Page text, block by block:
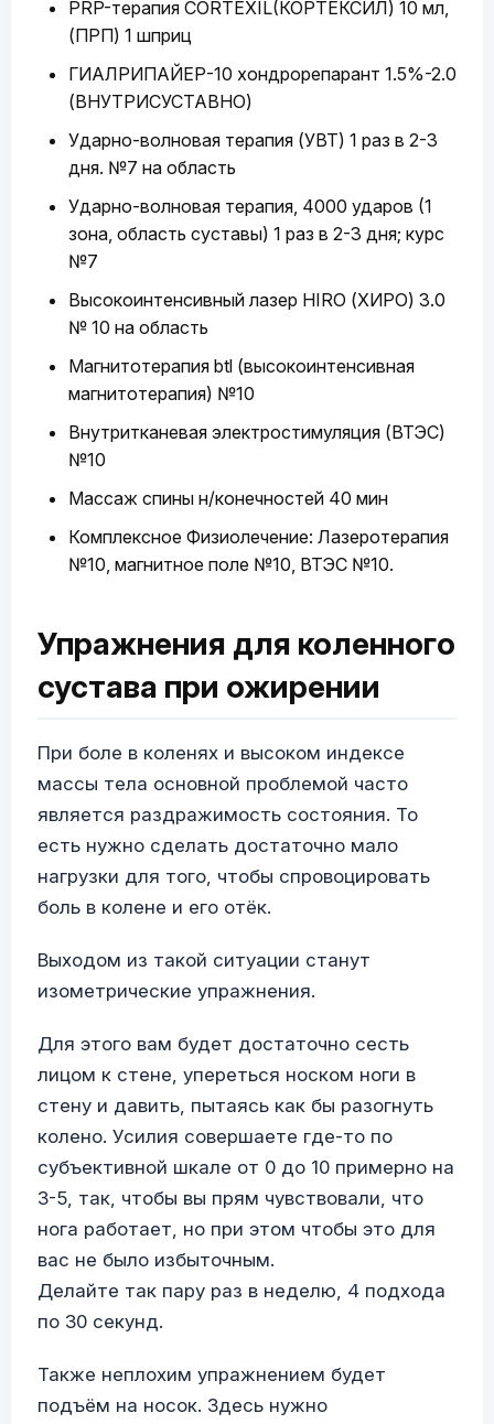
PRP-терапия CORTEXIL(КОРТЕКСИЛ) 10 мл,
(ПРП) 1 шприц
ГИАЛРИПАЙЕР-10 хондрорепарант 1.5%-2.0
(ВНУТРИСУСТАВНО)
Ударно-волновая терапия (УВТ) 1 раз в 2-3
дня. №7 на область
Ударно-волновая терапия, 4000 ударов (1
зона, область суставы) 1 раз в 2-3 дня; курс
№7
Высокоинтенсивный лазер HIRO (ХИРО) 3.0
№ 10 на область
Магнитотерапия btl (высокоинтенсивная
магнитотерапия) №10
Внутритканевая электростимуляция (ВТЭС)
№10
Массаж спины н/конечностей 40 мин
Комплексное Физиолечение: Лазеротерапия
№10, магнитное поле №10, ВТЭС №10.
Упражнения для коленного
сустава при ожирении
При боле в коленях и высоком индексе
массы тела основной проблемой часто
является раздражимость состояния. То
есть нужно сделать достаточно мало
нагрузки для того, чтобы спровоцировать
боль в колене и его отёк.
Выходом из такой ситуации станут
изометрические упражнения.
Для этого вам будет достаточно сесть
лицом к стене, упереться носком ноги в
стену и давить, пытаясь как бы разогнуть
колено. Усилия совершаете где-то по
субъективной шкале от 0 до 10 примерно на
3-5, так, чтобы вы прям чувствовали, что
нога работает, но при этом чтобы это для
вас не было избыточным.
Делайте так пару раз в неделю, 4 подхода
по 30 секунд.
Также неплохим упражнением будет
подъём на носок. Здесь нужно